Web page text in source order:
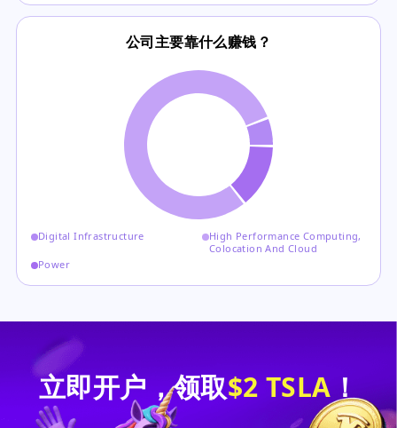
公司主要靠什么赚钱？
Digital Infrastructure
High Performance Computing,
Colocation And Cloud
Power
立即开户，领取$2 TSLA ！